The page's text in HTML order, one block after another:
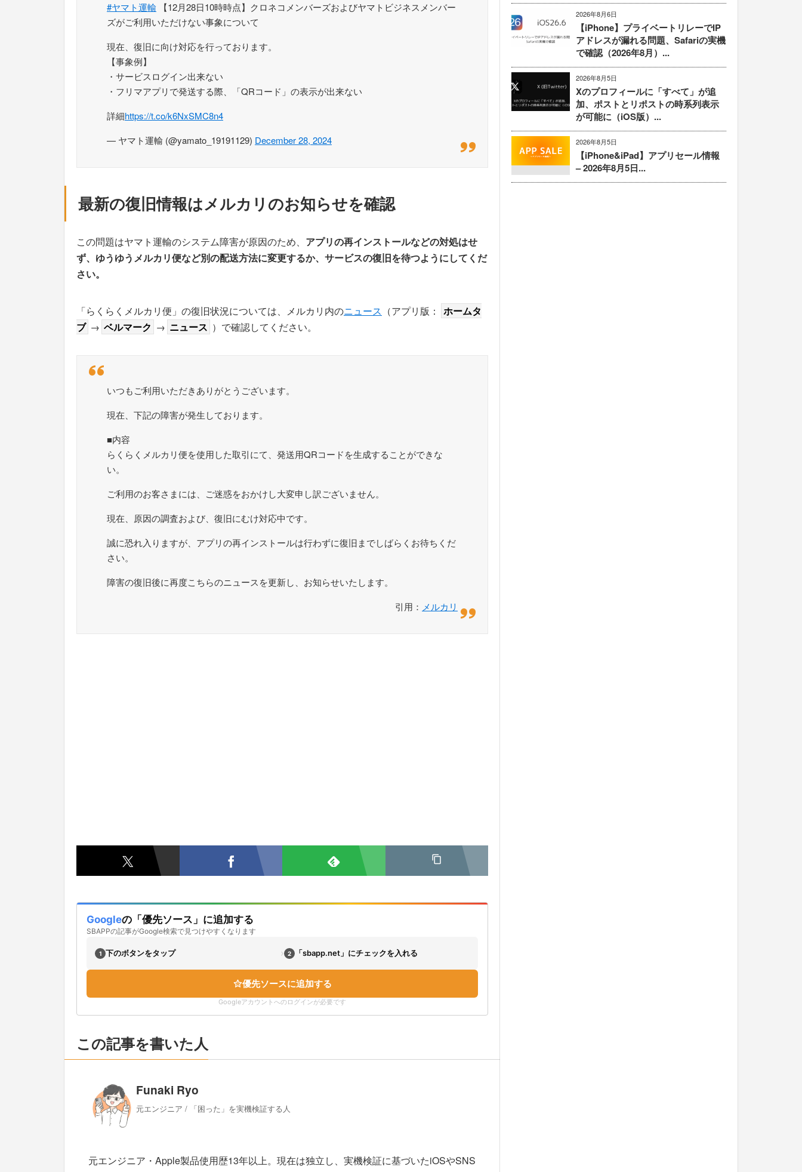
#ヤマト運輸 【12月28日10時時点】クロネコメンバーズおよびヤマトビジネスメンバー
ズがご利用いただけない事象について
現在、復旧に向け対応を行っております。
【事象例】
・サービスログイン出来ない
・フリマアプリで発送する際、「QRコード」の表示が出来ない
詳細https://t.co/k6NxSMC8n4
— ヤマト運輸 (@yamato_19191129) December 28, 2024
最新の復旧情報はメルカリのお知らせを確認
この問題はヤマト運輸のシステム障害が原因のため、 アプリの再インストールなどの対処はせ
ず、ゆうゆうメルカリ便など別の配送方法に変更するか、サービスの復旧を待つようにしてくだ
さい。
「らくらくメルカリ便」の復旧状況については、メルカリ内のニュース （アプリ版：
ホームタ
ブ → ベルマーク → ニュース ）で確認してください。
いつもご利用いただきありがとうございます。
現在、下記の障害が発生しております。
■内容
らくらくメルカリ便を使用した取引にて、発送用QRコードを生成することができな
い。
ご利用のお客さまには、ご迷惑をおかけし大変申し訳ございません。
現在、原因の調査および、復旧にむけ対応中です。
誠に恐れ入りますが、アプリの再インストールは行わずに復旧までしばらくお待ちくだ
さい。
障害の復旧後に再度こちらのニュースを更新し、お知らせいたします。
引用： メルカリ
Googleの「優先ソース」に追加する
SBAPPの記事がGoogle検索で見つけやすくなります
1 下のボタンをタップ › 2 「sbapp.net」にチェックを入れる
優先ソースに追加する
Googleアカウントへのログインが必要です
この記事を書いた人
Funaki Ryo
元エンジニア / 「困った」を実機検証する人
元エンジニア・Apple製品使用歴13年以上。現在は独立し、実機検証に基づいたiOSやSNS
2026年8月6日
【iPhone】プライベートリレーでIP
アドレスが漏れる問題、Safariの実機
で確認（2026年8月）...
2026年8月5日
Xのプロフィールに「すべて」が追
加、ポストとリポストの時系列表示
が可能に（iOS版）...
2026年8月5日
【iPhone&iPad】アプリセール情報
– 2026年8月5日...